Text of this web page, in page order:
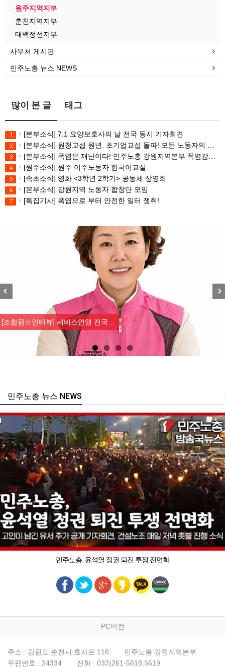
원주지역지부
춘천지역지부
태백정선지부
사무처 게시판
민주노총 뉴스 NEWS
많이 본 글 태그
1 [본부소식] 7.1 요양보호사의 날 전국 동시 기자회견
2 [본부소식] 원청교섭 원년. 초기업교섭 돌파! 모든 노동자의 노동기본권 쟁취! 민주노총 7.15 총파업대회
3 [본부소식] 폭염은 재난이다! 민주노총 강원지역본부 폭염감시단 선포 기자회견
4 [원주소식] 원주 이주노동자 한국어교실
5 [속초소식] 영화 <3학년 2학기> 공동체 상영회
6 [본부소식] 강원지역 노동자 합창단 모임
7 [특집기사] 폭염으로 부터 안전한 일터 쟁취!
[조합원☆인터뷰] 서비스연맹 전국…
주노총 뉴스 NEWS
민주노총, 윤석열 정권 퇴진 투쟁 전면화
PC버전
주소 : 강원도 춘천시 효자로 116
민주노총 강원지역본부
우편번호 : 24334
전화 : 033)261-5618,5619